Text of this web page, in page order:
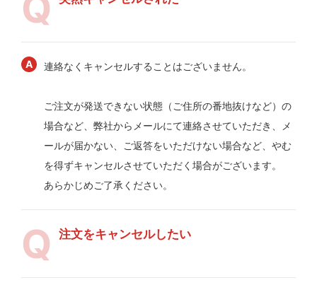
連絡なくキャンセルすることはございません。
ご注文が発送できない状態（ご住所の番地抜けなど）の
場合など、弊社からメールにて連絡させていただき、メ
ールが届かない、ご返答をいただけない場合など、やむ
を得ずキャンセルさせていただく場合がございます。
あらかじめご了承ください。
注文をキャンセルしたい